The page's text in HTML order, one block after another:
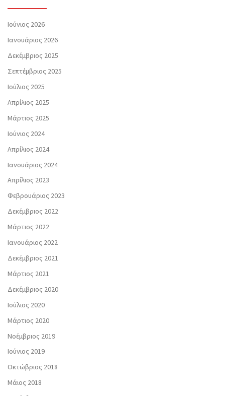
Ιούνιος 2026
Ιανουάριος 2026
Δεκέμβριος 2025
Σεπτέμβριος 2025
Ιούλιος 2025
Απρίλιος 2025
Μάρτιος 2025
Ιούνιος 2024
Απρίλιος 2024
Ιανουάριος 2024
Απρίλιος 2023
Φεβρουάριος 2023
Δεκέμβριος 2022
Μάρτιος 2022
Ιανουάριος 2022
Δεκέμβριος 2021
Μάρτιος 2021
Δεκέμβριος 2020
Ιούλιος 2020
Μάρτιος 2020
Νοέμβριος 2019
Ιούνιος 2019
Οκτώβριος 2018
Μάιος 2018